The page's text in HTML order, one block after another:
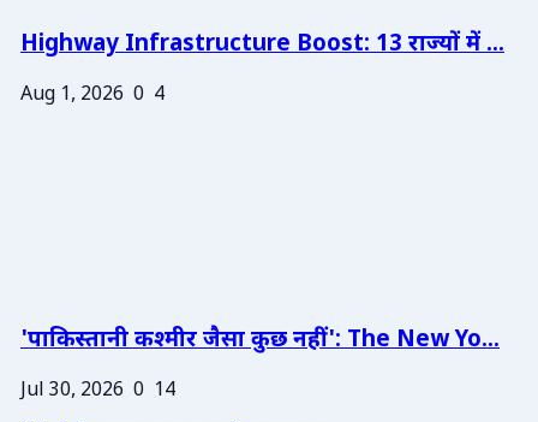
Highway Infrastructure Boost: 13 राज्यों में ...
Aug 1, 2026 0 4
'पाकिस्तानी कश्मीर जैसा कुछ नहीं': The New Yo...
Jul 30, 2026 0 14